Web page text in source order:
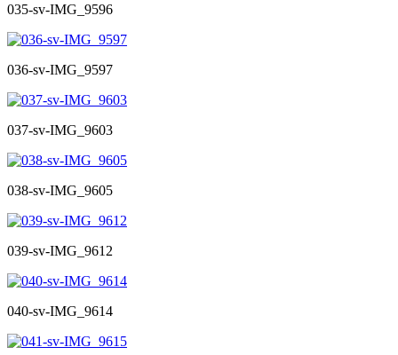
035-sv-IMG_9596
036-sv-IMG_9597
037-sv-IMG_9603
038-sv-IMG_9605
039-sv-IMG_9612
040-sv-IMG_9614